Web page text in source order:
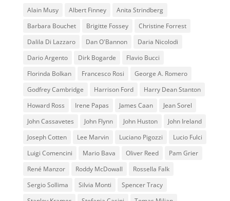
Alain Musy Albert Finney
Anita Strindberg
Barbara Bouchet
Brigitte Fossey
Christine Forrest
Dalila Di Lazzaro
Dan O'Bannon
Daria Nicolodi
Dario Argento
Dirk Bogarde
Flavio Bucci
Florinda Bolkan
Francesco Rosi
George A. Romero
Godfrey Cambridge
Harrison Ford
Harry Dean Stanton
Howard Ross
Irene Papas James Caan
Jean Sorel
John Cassavetes
John Flynn John Huston
John Ireland
Joseph Cotten
Lee Marvin Luciano Pigozzi
Lucio Fulci
Luigi Comencini
Mario Bava Oliver Reed
Pam Grier
René Manzor
Roddy McDowall
Rossella Falk
Sergio Sollima
Silvia Monti
Spencer Tracy